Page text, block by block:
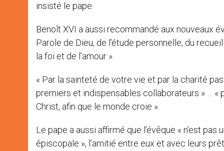
insisté le pape.
Benoît XVI a aussi recommandé aux nouveaux
Parole de Dieu, de l’étude personnelle, du
la foi et de l’amour ».
« Par la sainteté de votre vie et par la charité
premiers et indispensables collaborateurs » … «
Christ, afin que le monde croie ».
Le pape a aussi affirmé que l’évêque « n’est
épiscopale », l’amitié entre eux et avec leurs